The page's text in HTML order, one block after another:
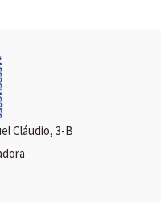
Cláudio, 3-B